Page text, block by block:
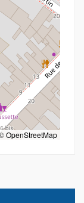
OpenStreetMap